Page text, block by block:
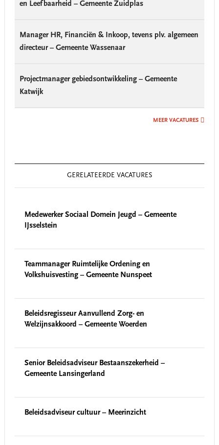
en Leefbaarheid – Gemeente Zuidplas
Manager HR, Financiën & Inkoop, tevens plv. algemeen
directeur – Gemeente Wassenaar
Projectmanager gebiedsontwikkeling – Gemeente
Katwijk
MEER VACATURES
GERELATEERDE VACATURES
Medewerker Sociaal Domein Jeugd – Gemeente
IJsselstein
Teammanager Ruimtelijke Ordening en
Volkshuisvesting – Gemeente Nunspeet
Beleidsregisseur Aanvullend Zorg- en
Welzijnsakkoord – Gemeente Woerden
Senior Beleidsadviseur Bestaanszekerheid –
Gemeente Lansingerland
Beleidsadviseur cultuur – Meerinzicht